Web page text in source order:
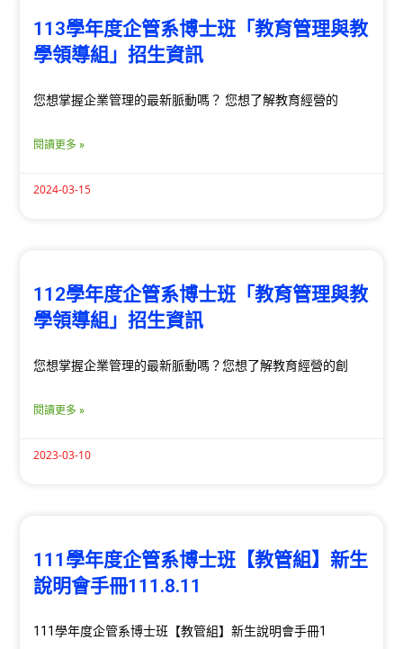
113學年度企管系博士班「教育管理與教
學領導組」招生資訊
您想掌握企業管理的最新脈動嗎？ 您想了解教育經營的
閱讀更多 »
2024-03-15
112學年度企管系博士班「教育管理與教
學領導組」招生資訊
您想掌握企業管理的最新脈動嗎？您想了解教育經營的創
閱讀更多 »
2023-03-10
111學年度企管系博士班【教管組】新生
說明會手冊111.8.11
111學年度企管系博士班【教管組】新生說明會手冊1